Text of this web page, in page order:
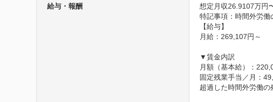
給与・報酬
想定月収26.9107万円
特記事項：時間外労
【給与】
月給：269,107円～
▼賃金内訳
月額（基本給）：
固定残業手当／月：
超過した時間外労働